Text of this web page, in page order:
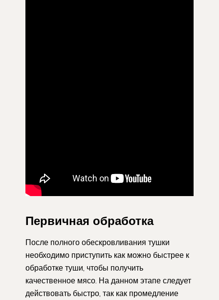
Первичная обработка
После полного обескровливания тушки
необходимо приступить как можно быстрее к
обработке туши, чтобы получить
качественное мясо. На данном этапе следует
действовать быстро, так как промедление